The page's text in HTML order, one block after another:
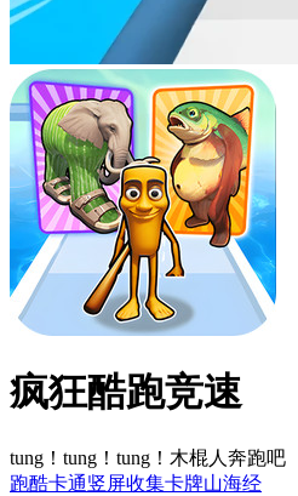
疯狂酷跑竞速
tung！tung！tung！木棍人奔跑吧
跑酷卡通竖屏收集卡牌山海经